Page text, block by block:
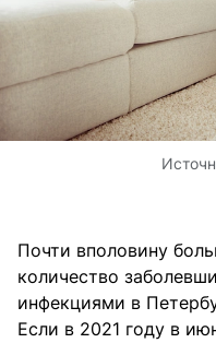
Почти вполовину
количество
инфекциями в
Если в 2021 году в